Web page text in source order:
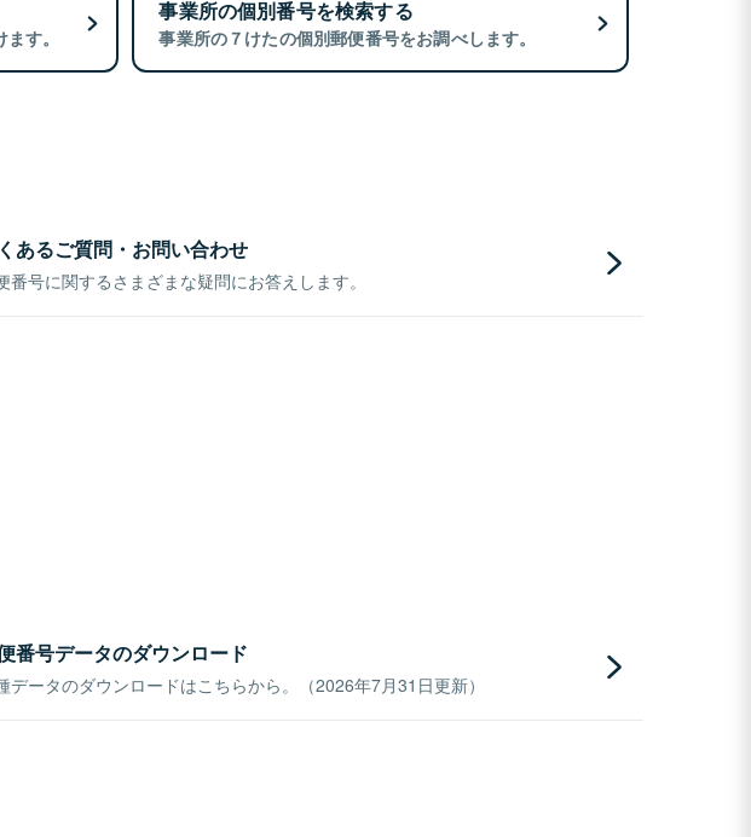
す。
事業所の個別番号を検索する
事業所の７けたの個別郵便番号をお調べします。
あるご質問・お問い合わせ
番号に関するさまざまな疑問にお答えします。
番号データのダウンロード
データのダウンロードはこちらから。（2026年7月31日更新）